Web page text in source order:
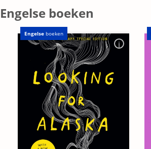
Engelse boeken
Engelse boeken